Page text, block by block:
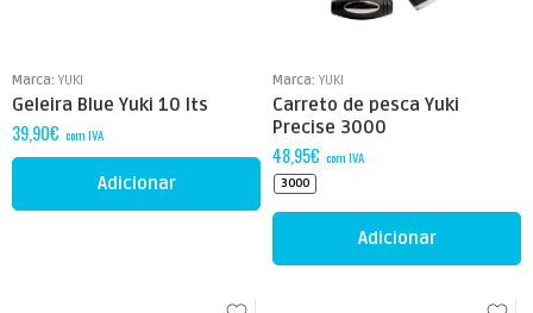
Marca: YUKI
Geleira Blue Yuki 10 lts
39,90€ com IVA
Adicionar
Marca: YUKI
Carreto de pesca Yuki
Precise 3000
48,95€ com IVA
3000
Adicionar